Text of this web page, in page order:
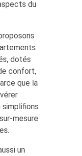
du
dotés
confort,
que la
simplifions
mesure
un